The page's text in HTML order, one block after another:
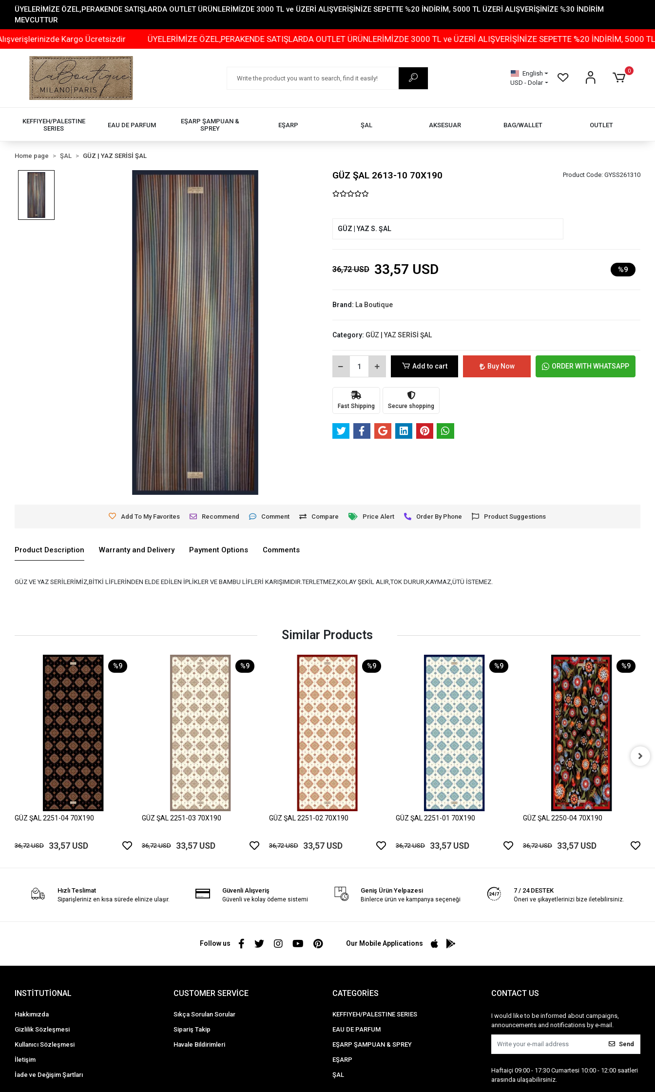
ÜYELERİMİZE ÖZEL,PERAKENDE SATIŞLARDA OUTLET ÜRÜNLERİMİZDE 3000 TL ve ÜZERİ ALIŞVERİŞİNİZE SEPETTE %20 İNDİRİM, 5000 TL ÜZERİ ALIŞVERİŞİNİZE %30 İNDİRİM
MEVCUTTUR
Kargo Ücretsizdir ÜYELERİMİZE ÖZEL,PERAKENDE SATIŞLARDA OUTLET ÜRÜNLERİMİZDE 3000 TL ve ÜZERİ ALIŞVERİŞİNİZE SEPETTE %20 İNDİRİM, 5000 TL
English
USD - Dolar
0
KEFFIYEH/PALESTINE
SERIES
EAU DE PARFUM
EŞARP ŞAMPUAN &
SPREY
EŞARP ŞAL AKSESUAR BAG/WALLET OUTLET
Home page ŞAL GÜZ | YAZ SERİSİ ŞAL
GÜZ ŞAL 2613-10 70X190 Product Code: GYSS261310
GÜZ | YAZ S. ŞAL
36,72 USD 33,57 USD %9
Brand: La Boutique
Category: GÜZ | YAZ SERİSİ ŞAL
Add to cart Buy Now ORDER WITH WHATSAPP
Fast Shipping Secure shopping
Add To My Favorites Recommend Comment Compare Price Alert Order By Phone Product Suggestions
Product Description Warranty and Delivery Payment Options Comments
GÜZ VE YAZ SERİLERİMİZ,BİTKİ LİFLERİNDEN ELDE EDİLEN İPLİKLER VE BAMBU LİFLERİ KARIŞIMIDIR.TERLETMEZ,KOLAY ŞEKİL ALIR,TOK DURUR,KAYMAZ,ÜTÜ İSTEMEZ.
Similar Products
%9
GÜZ ŞAL 2251-04 70X190
36,72 USD 33,57 USD
%9
GÜZ ŞAL 2251-03 70X190
36,72 USD 33,57 USD
%9
GÜZ ŞAL 2251-02 70X190
36,72 USD 33,57 USD
%9
GÜZ ŞAL 2251-01 70X190
36,72 USD 33,57 USD
%9
GÜZ ŞAL 2250-04 70X190
36,72 USD 33,57 USD
Hızlı Teslimat
Siparişleriniz en kısa sürede elinize ulaşır.
Güvenli Alışveriş
Güvenli ve kolay ödeme sistemi
Geniş Ürün Yelpazesi
Binlerce ürün ve kampanya seçeneği
7 / 24 DESTEK
Öneri ve şikayetlerinizi bize iletebilirsiniz.
Follow us Our Mobile Applications
INSTİTUTİONAL
Hakkımızda
Gizlilik Sözleşmesi
Kullanıcı Sözleşmesi
İletişim
İade ve Değişim Şartları
CUSTOMER SERVİCE
Sıkça Sorulan Sorular
Sipariş Takip
Havale Bildirimleri
CATEGORİES
KEFFIYEH/PALESTINE SERIES
EAU DE PARFUM
EŞARP ŞAMPUAN & SPREY
EŞARP
ŞAL
CONTACT US
I would like to be informed about campaigns,
announcements and notifications by e-mail.
Send
Haftaiçi 09:00 - 17:30 Cumartesi 10:00 - 12:00 saatleri
arasında ulaşabilirsiniz.